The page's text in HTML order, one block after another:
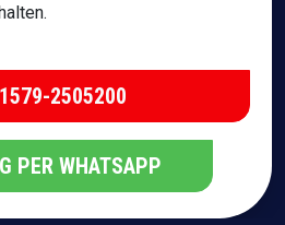
2505200
PER WHATSAPP